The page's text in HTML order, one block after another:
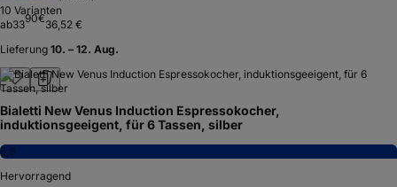
10 Varianten
ab3390€36,52 €
Lieferung 10. – 12. Aug.
Bialetti New Venus Induction Espressokocher,
induktionsgeeigent, für 6 Tassen, silber
8,6
Hervorragend